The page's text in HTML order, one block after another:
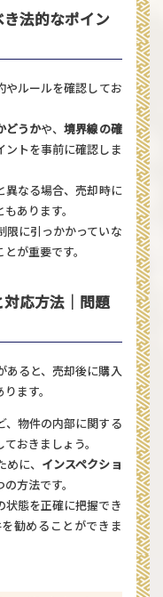
法的なポイン
やルールを確認してお
どうかや、境界線の確
ントを事前に確認しま
異なる場合、売却時に
あります。
限に引っかかっていな
が重要です。
応方法｜問題
あると、売却後に購入
ます。
、物件の内部に関する
おきましょう。
に、 インスペクショ
方法です。
状態を正確に把握でき
勧めることができま